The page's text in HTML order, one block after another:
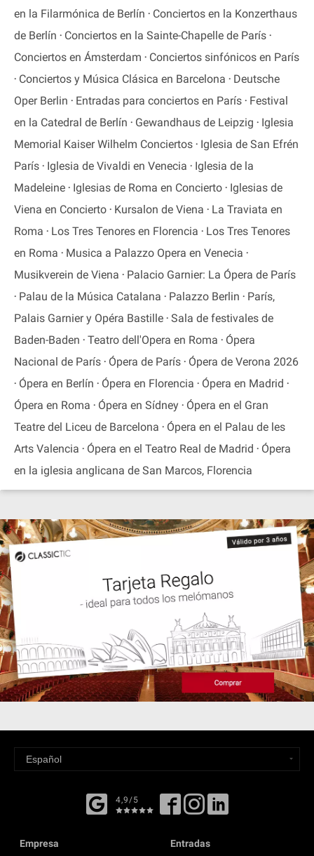
en la Filarmónica de Berlín
Conciertos en la Konzerthaus
de Berlín
Conciertos en la Sainte-Chapelle de París
Conciertos en Ámsterdam
Conciertos sinfónicos en París
Conciertos y Música Clásica en Barcelona
Deutsche
Oper Berlin
Entradas para conciertos en París
Festival
en la Catedral de Berlín
Gewandhaus de Leipzig
Iglesia
Memorial Kaiser Wilhelm Conciertos
Iglesia de San Efrén
París
Iglesia de Vivaldi en Venecia
Iglesia de la
Madeleine
Iglesias de Roma en Concierto
Iglesias de
Viena en Concierto
Kursalon de Viena
La Traviata en
Roma
Los Tres Tenores en Florencia
Los Tres Tenores
en Roma
Musica a Palazzo Opera en Venecia
Musikverein de Viena
Palacio Garnier: La Ópera de París
Palau de la Música Catalana
Palazzo Berlin
París,
Palais Garnier y Opéra Bastille Sala de festivales de
Baden-Baden
Teatro dell'Opera en Roma
Ópera
Nacional de París
Ópera de París
Ópera de Verona 2026
Ópera en Berlín
Ópera en Florencia
Ópera en Madrid
Ópera en Roma
Ópera en Sídney
Ópera en el Gran
Teatre del Liceu de Barcelona
Ópera en el Palau de les
Arts Valencia
Ópera en el Teatro Real de Madrid
Ópera
en la iglesia anglicana de San Marcos, Florencia
4,9/5
Empresa Entradas